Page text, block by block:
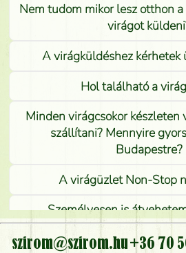
Nem tudom mikor lesz otthon
virágot
A virágküldéshez kérhetek
Hol található a
Minden virágcsokor készleten
szállítani? Mennyire
Budapestre?
A virágüzlet Non-Stop
Személyesen is
virágcsokrot, vagy csak
kérhető?
szirom@szirom.hu +36 70